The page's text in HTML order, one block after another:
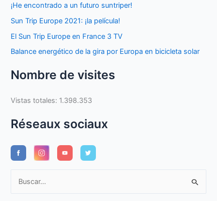
¡He encontrado a un futuro suntriper!
Sun Trip Europe 2021: ¡la película!
El Sun Trip Europe en France 3 TV
Balance energético de la gira por Europa en bicicleta solar
Nombre de visites
Vistas totales: 1.398.353
Réseaux sociaux